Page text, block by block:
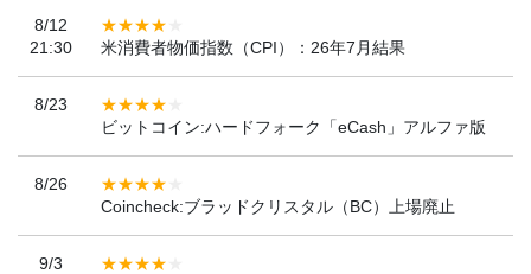
8/12
21:30
米消費者物価指数（CPI）：26年7月結果
8/23
ビットコイン:ハードフォーク「eCash」アルファ版
8/26
Coincheck:ブラッドクリスタル（BC）上場廃止
9/3